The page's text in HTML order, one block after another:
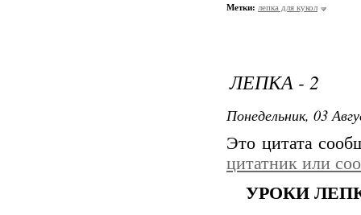
Метки: лепка для кукол
ЛЕПКА - 2
Понедельник, 03
Это цитата
цитатник или
УРОКИ